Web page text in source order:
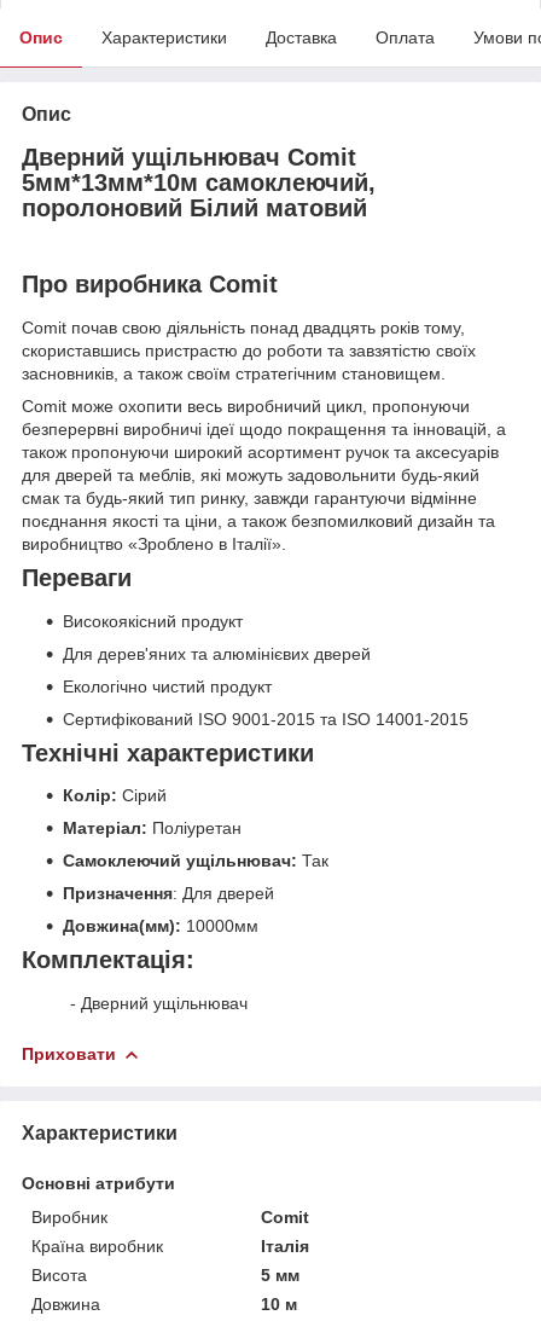
Опис Характеристики Доставка Оплата Умови
Опис
Дверний ущільнювач Comit
5мм*13мм*10м самоклеючий,
поролоновий Білий матовий
Про виробника Comit
Comit почав свою діяльність понад двадцять років тому,
скориставшись пристрастю до роботи та завзятістю своїх
засновників, а також своїм стратегічним становищем.
Comit може охопити весь виробничий цикл, пропонуючи
безперервні виробничі ідеї щодо покращення та інновацій, а
також пропонуючи широкий асортимент ручок та аксесуарів
для дверей та меблів, які можуть задовольнити будь-який
смак та будь-який тип ринку, завжди гарантуючи відмінне
поєднання якості та ціни, а також безпомилковий дизайн та
виробництво «Зроблено в Італії».
Переваги
Високоякісний продукт
Для дерев'яних та алюмінієвих дверей
Екологічно чистий продукт
Сертифікований ISO 9001-2015 та ISO 14001-2015
Технічні характеристики
Колір: Сірий
Матеріал: Поліуретан
Самоклеючий ущільнювач: Так
Призначення: Для дверей
Довжина(мм): 10000мм
Комплектація:
- Дверний ущільнювач
Приховати
Характеристики
Основні атрибути
Виробник
Comit
Країна виробник
Італія
Висота
5 мм
Довжина
10 м